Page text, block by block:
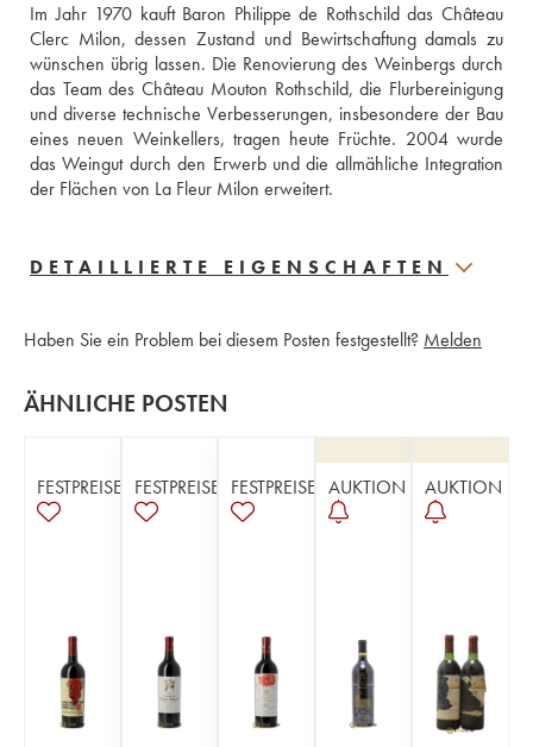
Im Jahr 1970 kauft Baron Philippe de Rothschild das Château
Clerc Milon, dessen Zustand und Bewirtschaftung damals zu
wünschen übrig lassen. Die Renovierung des Weinbergs durch
das Team des Château Mouton Rothschild, die Flurbereinigung
und diverse technische Verbesserungen, insbesondere der Bau
eines neuen Weinkellers, tragen heute Früchte. 2004 wurde
das Weingut durch den Erwerb und die allmähliche Integration
der Flächen von La Fleur Milon erweitert.
DETAILLIERTE EIGENSCHAFTEN
Haben Sie ein Problem bei diesem Posten festgestellt? Melden
ÄHNLICHE POSTEN
FESTPREISE FESTPREISE FESTPREISE AUKTION AUKTION